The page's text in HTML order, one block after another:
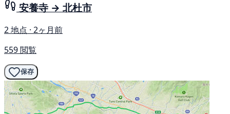
安養寺 → 北杜市
2 地点 · 2ヶ月前
559 閲覧
保存